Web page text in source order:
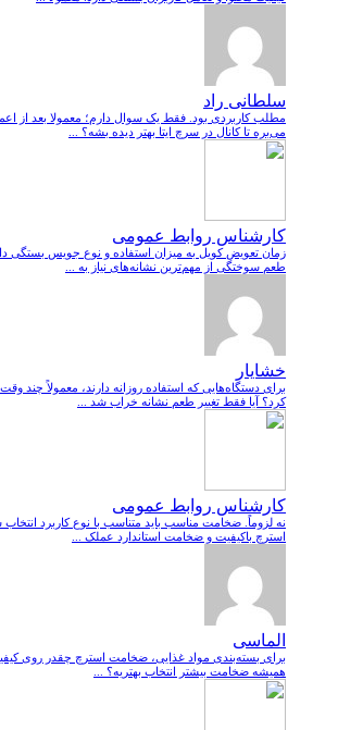
سلطانی راد
مطلب کاربردی بود. فقط یک سوال دارم؛ معمولا بعد از
می‌بره تا کانال در سرچ ایتا بهتر دیده بشه؟ ...
کارشناس روابط عمومی
زمان تعویض کویل به میزان استفاده و نوع جویس بستگی
طعم سوختگی از مهم‌ترین نشانه‌های نیاز به ...
خشایار
برای دستگاه‌هایی که استفاده روزانه دارند، معمولاً چند
کرد؟ آیا فقط تغییر طعم نشانه خراب شد ...
کارشناس روابط عمومی
نه لزوماً. ضخامت مناسب باید متناسب با نوع کاربرد
استرچ باکیفیت و ضخامت استاندارد عملک ...
الماسی
برای بسته‌بندی مواد غذایی، ضخامت استرچ چقدر روی
همیشه ضخامت بیشتر انتخاب بهتریه؟ ...